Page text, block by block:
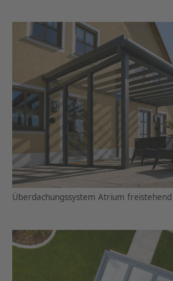
Überdachungssystem Atrium